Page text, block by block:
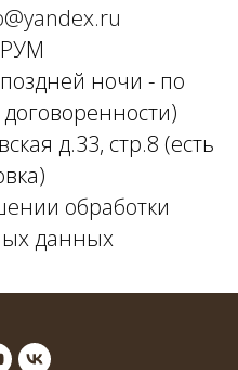
ночи - по
д.33, стр.8 (есть
обработки
данных